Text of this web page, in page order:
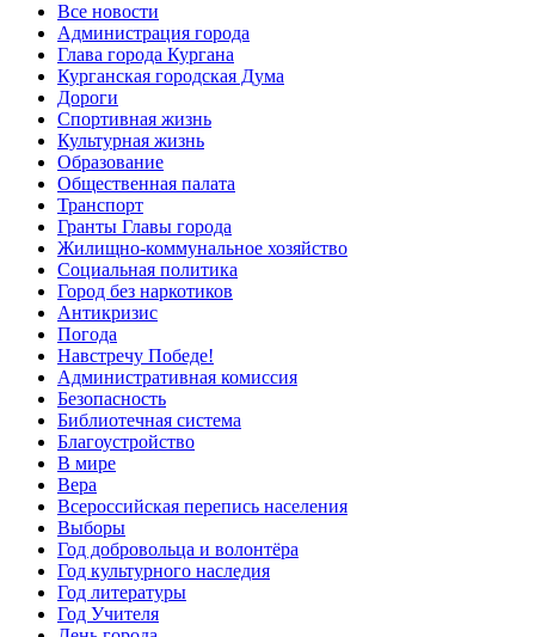
Все новости
Администрация города
Глава города Кургана
Курганская городская Дума
Дороги
Спортивная жизнь
Культурная жизнь
Образование
Общественная палата
Транспорт
Гранты Главы города
Жилищно-коммунальное хозяйство
Социальная политика
Город без наркотиков
Антикризис
Погода
Навстречу Победе!
Административная комиссия
Безопасность
Библиотечная система
Благоустройство
В мире
Вера
Всероссийская перепись населения
Выборы
Год добровольца и волонтёра
Год культурного наследия
Год литературы
Год Учителя